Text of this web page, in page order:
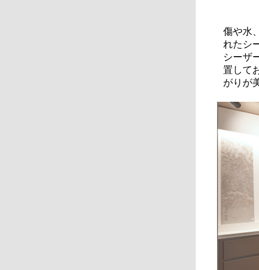
傷や水
れたシ
シーザ
置して
がりが